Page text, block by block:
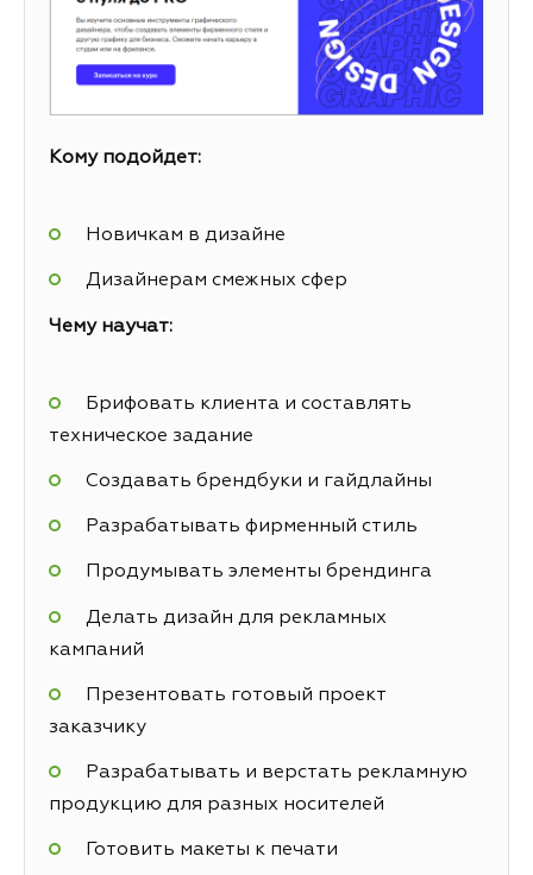
Кому подойдет:
Новичкам в дизайне
Дизайнерам смежных сфер
Чему научат:
Брифовать клиента и составлять
техническое задание
Создавать брендбуки и гайдлайны
Разрабатывать фирменный стиль
Продумывать элементы брендинга
Делать дизайн для рекламных
кампаний
Презентовать готовый проект
заказчику
Разрабатывать и верстать рекламную
продукцию для разных носителей
Готовить макеты к печати